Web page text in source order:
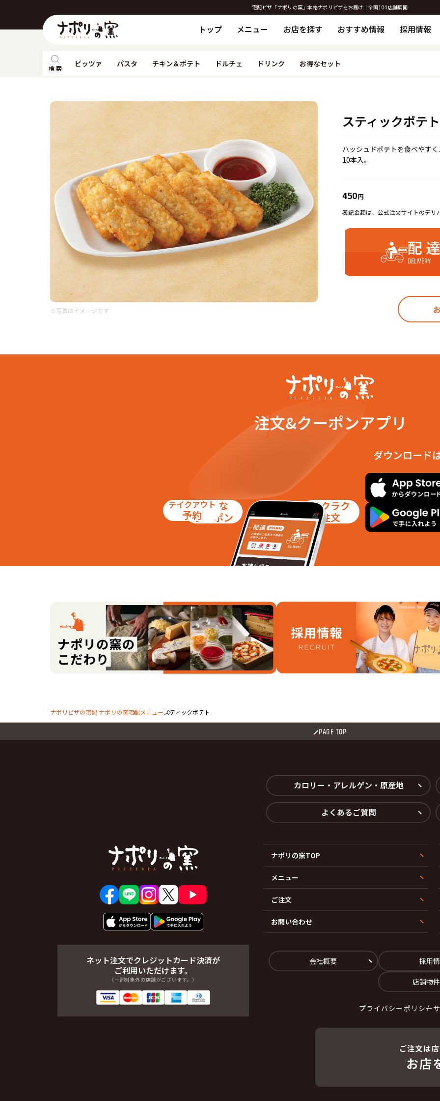
宅配ピザ「ナポリの窯」本格ナポリピザをお届け｜全国104店舗展開
トップ メニュー お店を探す おすすめ情報 採用情報
検 索 ピッツァ パスタ チキン＆ポテト ドルチェ ドリンク お得なセット
※写真はイメージです
スティックポテト
ハッシュドポテトを食べやす
10本入。
450円
表記金額は、公式注文サイトのデリ
配
DELIVERY
注文&クーポンアプリ
お得な
クーポン
テイクアウト
予約
ラクラク
注文
ダウンロード
ナポリピザの宅配 ナポリの窯宅配メニュースティックポテト
PAGE TOP
ネット注文でクレジットカード決済が
ご利用いただけます。
（一部対象外の店舗がございます。）
カロリー・アレルゲン・原産地
よくあるご質問
ナポリの窯TOP
メニュー
ご注文
お問い合わせ
会社概要 採用
店舗物
プライバシーポリシー
ご注文は
お店